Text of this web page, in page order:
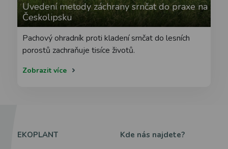
Uvedení metody záchrany srnčat do praxe na
Českolipsku
Pachový ohradník proti kladení srnčat do lesních
porostů zachraňuje tisíce životů.
Zobrazit více
EKOPLANT Kde nás najdete?